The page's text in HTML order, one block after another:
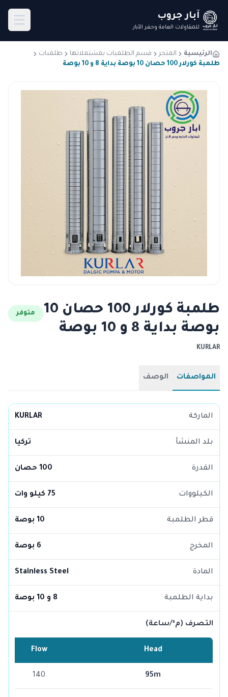
آبار جروب
للمقاولات العامة وحفر الآبار
الرئيسية المتجر قسم الطلمبات بمشتملاتها
طلمبات
طلمبة كورلار 100 حصان 10 بوصة بداية 8 و 10 بوصة
طلمبة كورلار 100 حصان 10
بوصة بداية 8 و 10 بوصة
متوفر
KURLAR
المواصفات الوصف
الماركة KURLAR
بلد المنشأ تركيا
القدرة 100 حصان
الكيلووات 75 كيلو وات
قطر الطلمبة 10 بوصة
المخرج 6 بوصة
المادة Stainless Steel
بداية الطلمبة 8 و 10 بوصة
التصرف (م³/ساعة)
Head
Flow
95m
140